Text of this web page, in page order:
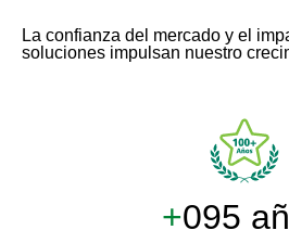
La confianza del mercado y el
soluciones impulsan nuestro
+100